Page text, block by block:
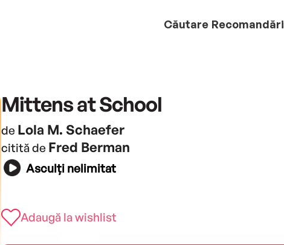
Căutare Recomandări
Mittens at School
de Lola M. Schaefer
citită de Fred Berman
Asculți nelimitat
Adaugă la wishlist